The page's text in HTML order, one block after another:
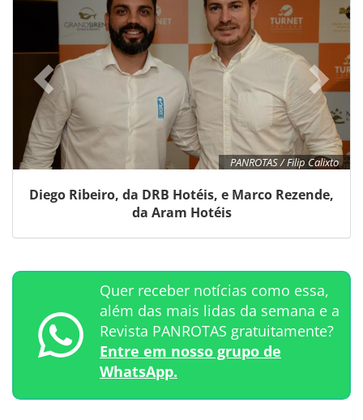
PANROTAS / Filip Calixto
Diego Ribeiro, da DRB Hotéis, e Marco Rezende,
da Aram Hotéis
Quer receber notícias como essa,
além das mais lidas da semana e a
Revista PANROTAS gratuitamente?
Entre em nosso grupo de
WhatsApp.